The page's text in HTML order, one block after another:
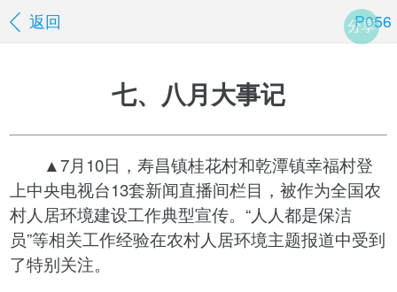
返回 P056
分享
七、八月大事记
▲7月10日，寿昌镇桂花村和乾潭镇幸福村登
上中央电视台13套新闻直播间栏目，被作为全国农
村人居环境建设工作典型宣传。“人人都是保洁
员”等相关工作经验在农村人居环境主题报道中受到
了特别关注。